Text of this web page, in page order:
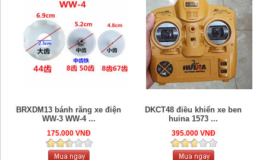
BRXDM13 bánh răng xe điện
WW-3 WW-4 ...
175.000 VNĐ
DKCT48 điều khiển xe ben
huina 1573 ...
395.000 VNĐ